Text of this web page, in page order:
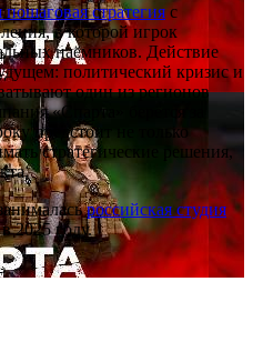
пошаговая стратегияс
в которой игрок
наёмников. Действие
политический кризис и
один из регионов
«Спарта» берётся за
предстоит не только
стратегические решения,
российская студия
2025 году.